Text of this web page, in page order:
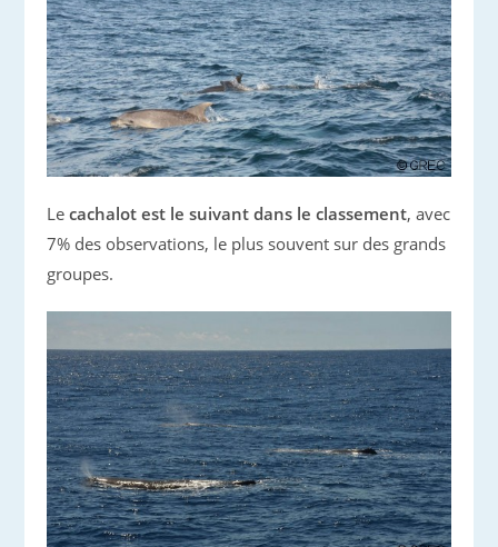
Lecachalot est le suivant dans le classement, avec
7% des observations, le plus souvent sur des grands
groupes.